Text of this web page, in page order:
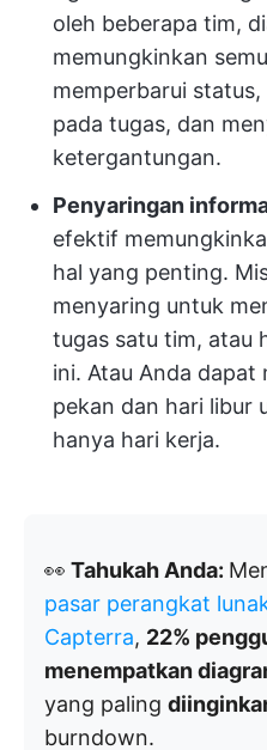
oleh beberapa tim,
memungkinkan
memperbarui
pada tugas, dan
ketergantungan.
Penyaringan
efektif
hal yang penting.
menyaring untuk
tugas satu tim, atau
ini. Atau Anda
pekan dan hari libur
hanya hari kerja.
👀 Tahukah Anda:
pasar perangkat
Capterra, 22%
menempatkan
yang paling
burndown.